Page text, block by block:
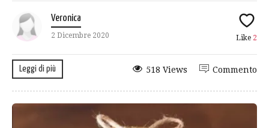
Veronica
2 Dicembre 2020 Like 2
Leggi di più Commento
518 Views